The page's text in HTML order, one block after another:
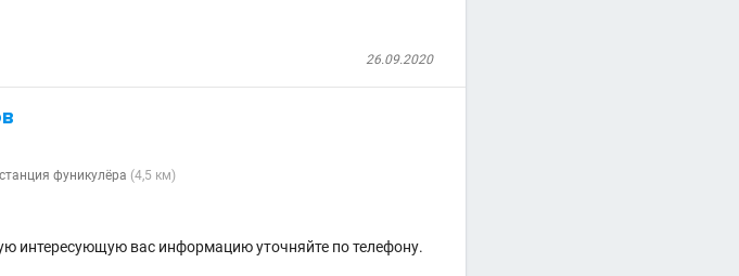
26.09.2020
фуникулёра (4,5 км)
интересующую вас информацию уточняйте по телефону.